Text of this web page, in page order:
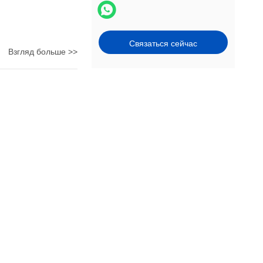
Связаться сейчас
Взгляд больше >>